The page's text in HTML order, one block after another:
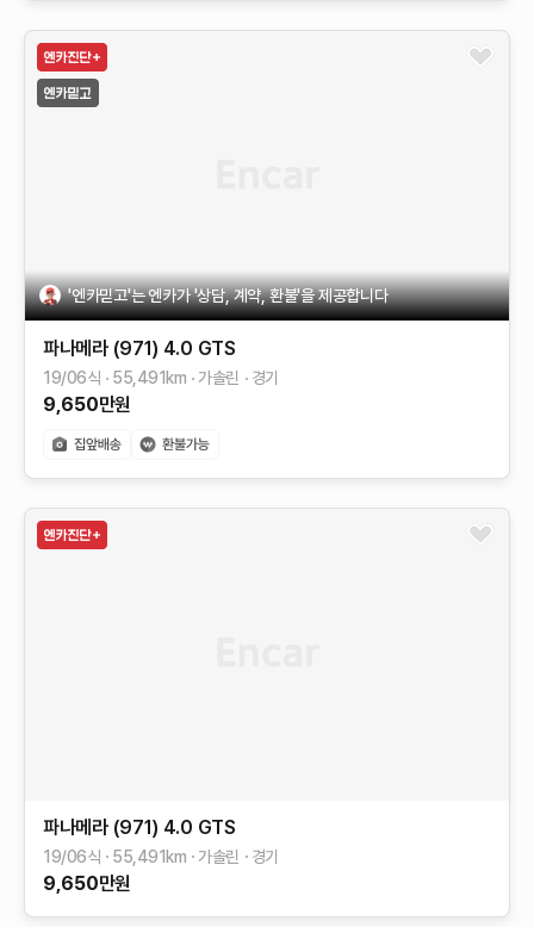
'엔카믿고'는 엔카가 '상담, 계약, 환불'을 제공합니다
파나메라 (971) 4.0 GTS
19/06식 55,491 km 가솔린 경기
9,650만원
파나메라 (971) 4.0 GTS
19/06식 55,491 km 가솔린 경기
9,650만원